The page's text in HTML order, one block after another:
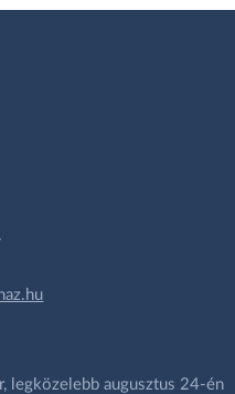
legközelebb augusztus 24-én